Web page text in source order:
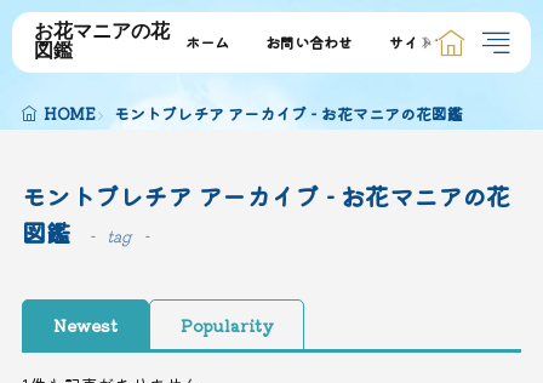
お花マニアの花
図鑑
ホーム お問い合わせ サイトマップ
HOME モントブレチア アーカイブ - お花マニアの花図鑑
モントブレチア アーカイブ - お花マニアの花
図鑑
tag
Newest Popularity